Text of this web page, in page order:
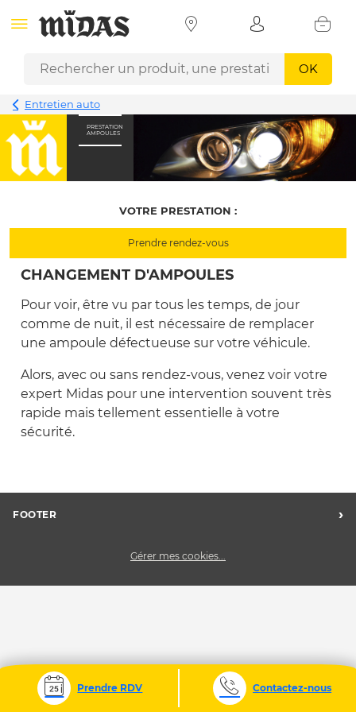
OK
Entretien auto
PRESTATION
AMPOULES
CHANGEMENT D'AMPOULES
Pour voir, être vu par tous les temps, de jour
comme de nuit, il est nécessaire de remplacer
une ampoule défectueuse sur votre véhicule.
Alors, avec ou sans rendez-vous, venez voir votre
expert Midas pour une intervention souvent très
rapide mais tellement essentielle à votre
sécurité.
VOTRE PRESTATION :
Prendre rendez-vous
FOOTER ›
Charte des données personnelles
Nous contacter
Gérer mes cookies...
Prendre RDV Contactez-nous